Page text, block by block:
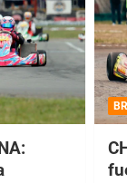
COBERTURA
08/09-AGO
IAME SERIES
Ramiro Tot (Asfalto)
Baradero (Buenos